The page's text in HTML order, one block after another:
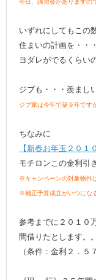
いずれにしてもこの
住まいの計画を・・
ヨダレがでるくらい
ジブも・・・羨まし
ジブ家は今年で築９年です
ちなみに
【新春お年玉２０１
モチロンこの金利引
※キャンペーンの対象物件
※補正予算成立がいつにな
参考までに２０１０
間借りたとします。。
（条件：金利２．５